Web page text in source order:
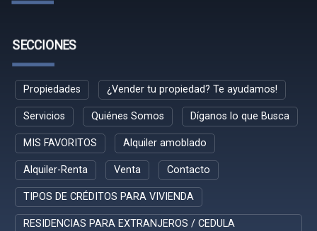
SECCIONES
Propiedades ¿Vender tu propiedad? Te ayudamos!
Servicios Quiénes Somos Díganos lo que Busca
MIS FAVORITOS Alquiler amoblado
Alquiler-Renta Venta Contacto
TIPOS DE CRÉDITOS PARA VIVIENDA
RESIDENCIAS PARA EXTRANJEROS / CEDULA